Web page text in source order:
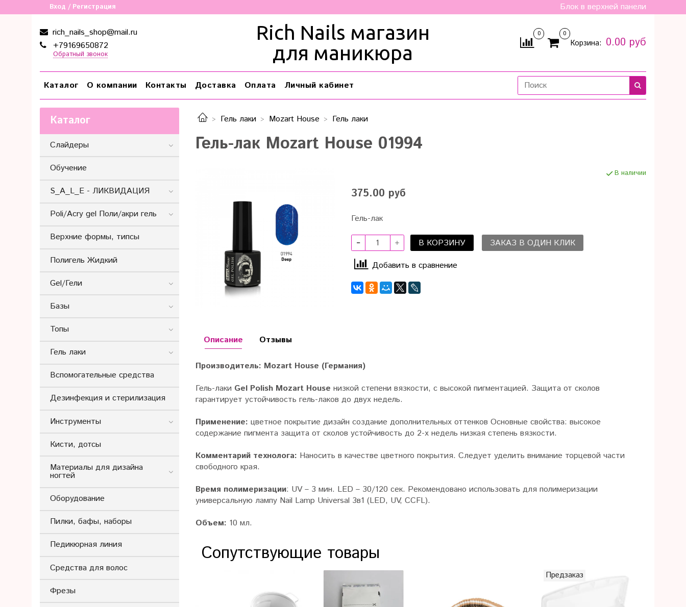
Вход / Регистрация Блок в верхней панели
rich_nails_shop@mail.ru
+79169650872
Обратный звонок
Rich Nails магазин
для маникюра
0 0
Корзина: 0.00 руб
Каталог О компании Контакты Доставка Оплата Личный кабинет
Гель лаки Mozart House Гель лаки
Гель-лак Mozart House 01994
В наличии
375.00 руб
Гель-лак
В КОРЗИНУ
ЗАКАЗ В ОДИН КЛИК
Добавить в сравнение
Описание
Производитель: Mozart House (Германия)
Гель-лаки Gel Polish Mozart House низкой степени вязкости, с высокой пигментацией. Защита от сколов
гарантирует устойчивость гель-лаков до двух недель.
Применение: цветное покрытие дизайн создание дополнительных оттенков Основные свойства: высокое
содержание пигмента защита от сколов устойчивость до 2-х недель низкая степень вязкости.
Комментарий технолога: Наносить в качестве цветного покрытия. Следует уделить внимание торцевой части
свободного края.
Время полимеризации: UV – 3 мин. LED – 30/120 сек. Рекомендовано использовать для полимеризации
универсальную лампу Nail Lamp Universal 3в1 (LED, UV, CCFL).
Объем: 10 мл.
Отзывы
Сопутствующие товары
Предзаказ
Каталог
Слайдеры
Обучение
S_A_L_E - ЛИКВИДАЦИЯ
Poli/Acry gel Поли/акри гель
Верхние формы, типсы
Полигель Жидкий
Gel/Гели
Базы
Топы
Гель лаки
Вспомогательные средства
Дезинфекция и стерилизация
Инструменты
Кисти, дотсы
Материалы для дизайна
ногтей
Оборудование
Пилки, бафы, наборы
Педикюрная линия
Средства для волос
Фрезы